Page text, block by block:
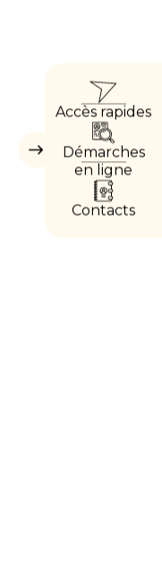
Masquer
Accès rapides
Démarches
en ligne
Contacts